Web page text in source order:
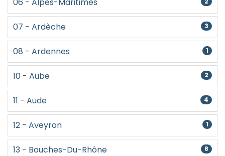
07 - Ardèche 3
08 - Ardennes 1
10 - Aube 2
11 - Aude 4
12 - Aveyron 1
13 - Bouches-Du-Rhône 8